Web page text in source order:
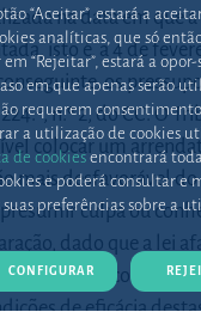
na data em que
isto é, a 4 de
os
n.º 2, do CC. O
colocar um
mais desfavorável do
culpa ou
dado que a lei
ao
“Aceitar”, estará a
analíticas, que só
“Rejeitar”, estará a
em que apenas serão
requerem
a utilização de cookies
de cookiesencontrará
e poderá consultar e
preferências sobre a
CONFIGURAR